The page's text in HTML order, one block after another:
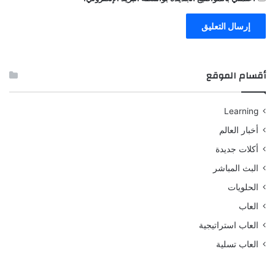
أقسام الموقع
Learning
أخبار العالم
أكلات جديدة
البث المباشر
الحلويات
العاب
العاب استراتيجية
العاب تسلية